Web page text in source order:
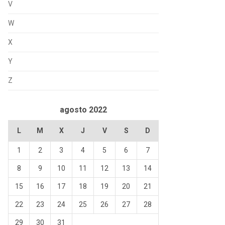
V
W
X
Y
Z
agosto 2022
L M X J V S D
1 2 3 4 5 6 7
8 9 10 11 12 13 14
15 16 17 18 19 20 21
22 23 24 25 26 27 28
29 30 31